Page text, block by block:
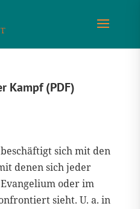
Kampf (PDF)
sich mit den
denen sich jeder
oder im
sieht. U. a. in